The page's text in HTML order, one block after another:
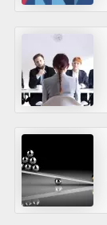
i
o
s
o
n
t
r